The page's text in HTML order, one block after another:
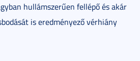
hullámszerűen fellépő és akár
is eredményező vérhiány